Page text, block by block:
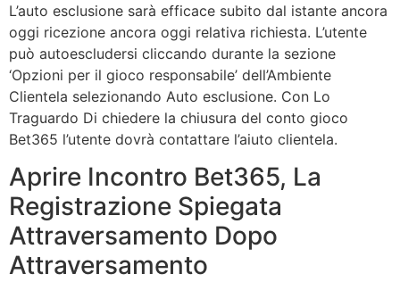
L’auto esclusione sarà efficace subito dal istante ancora
oggi ricezione ancora oggi relativa richiesta. L’utente
può autoescludersi cliccando durante la sezione
‘Opzioni per il gioco responsabile’ dell’Ambiente
Clientela selezionando Auto esclusione. Con Lo
Traguardo Di chiedere la chiusura del conto gioco
Bet365 l’utente dovrà contattare l’aiuto clientela.
Aprire Incontro Bet365, La
Registrazione Spiegata
Attraversamento Dopo
Attraversamento